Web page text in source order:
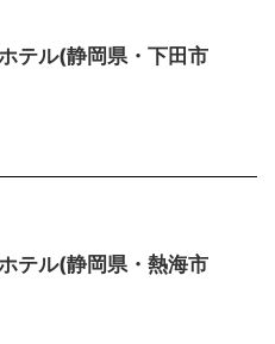
テル(静岡県・下田市
テル(静岡県・熱海市